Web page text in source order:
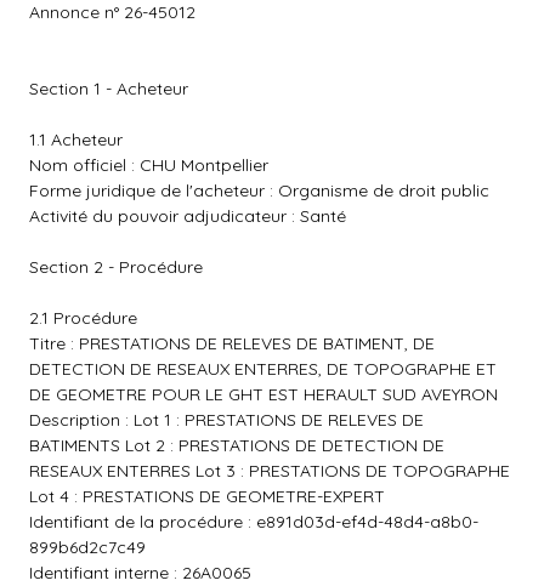
Annonce n° 26-45012
Section 1 - Acheteur
1.1 Acheteur
Nom officiel : CHU Montpellier
Forme juridique de l'acheteur : Organisme de droit public
Activité du pouvoir adjudicateur : Santé
Section 2 - Procédure
2.1 Procédure
Titre : PRESTATIONS DE RELEVES DE BATIMENT, DE
DETECTION DE RESEAUX ENTERRES, DE TOPOGRAPHE ET
DE GEOMETRE POUR LE GHT EST HERAULT SUD AVEYRON
Description : Lot 1 : PRESTATIONS DE RELEVES DE
BATIMENTS Lot 2 : PRESTATIONS DE DETECTION DE
RESEAUX ENTERRES Lot 3 : PRESTATIONS DE TOPOGRAPHE
Lot 4 : PRESTATIONS DE GEOMETRE-EXPERT
Identifiant de la procédure : e891d03d-ef4d-48d4-a8b0-
899b6d2c7c49
Identifiant interne : 26A0065